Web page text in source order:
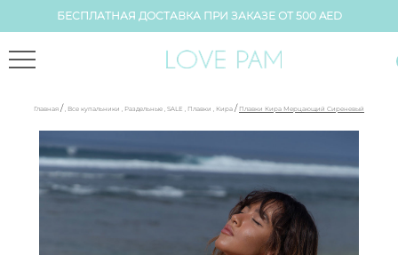
БЕСПЛАТНАЯ ДОСТАВКА ПРИ ЗАКАЗЕ ОТ 500 AED
Главная / , Все купальники , Раздельные , SALE , Плавки , Кира / Плавки Кира Мерцающий Сиреневый